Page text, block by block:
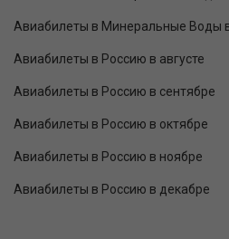
Авиабилеты в Минеральные Воды
Авиабилеты в Россию в августе
Авиабилеты в Россию в сентябре
Авиабилеты в Россию в октябре
Авиабилеты в Россию в ноябре
Авиабилеты в Россию в декабре